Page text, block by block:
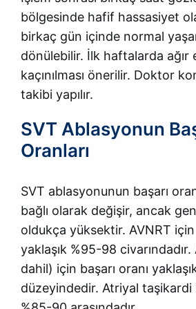
bölgesinde hafif hassasiyet
birkaç gün içinde normal
dönülebilir. İlk haftalarda ağır
kaçınılması önerilir. Doktor
takibi yapılır.
SVT Ablasyonun
Oranları
SVT ablasyonunun başarı
bağlı olarak değişir, ancak
oldukça yüksektir. AVNRT için
yaklaşık %95-98 civarındadır.
dahil) için başarı oranı
düzeyindedir. Atriyal taşikardi